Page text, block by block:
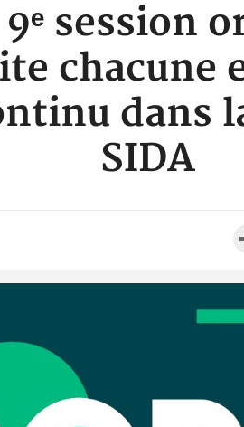
session
chacune
dans
SIDA